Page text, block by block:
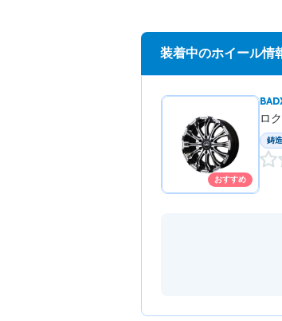
装着中のホイール情
おすすめ
ロ
鋳造